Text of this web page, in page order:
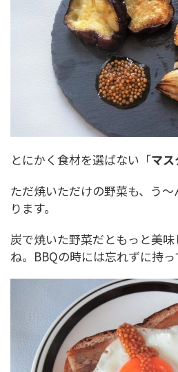
とにかく食材を選ばない「マス
ただ焼いただけの野菜も、う
ります。
炭で焼いた野菜だともっと美
ね。BBQの時には忘れずに持っ